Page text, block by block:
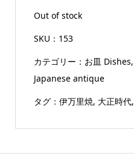
Out of stock
SKU： 153
カテゴリー： お皿 Dishes,
Japanese antique
タグ： 伊万里焼, 大正時代,